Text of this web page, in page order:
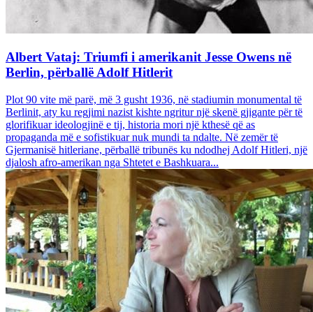
Albert Vataj: Triumfi i amerikanit Jesse Owens në
Berlin, përballë Adolf Hitlerit
Plot 90 vite më parë, më 3 gusht 1936, në stadiumin monumental të
Berlinit, aty ku regjimi nazist kishte ngritur një skenë gjigante për të
glorifikuar ideologjinë e tij, historia mori një kthesë që as
propaganda më e sofistikuar nuk mundi ta ndalte. Në zemër të
Gjermanisë hitleriane, përballë tribunës ku ndodhej Adolf Hitleri, një
djalosh afro-amerikan nga Shtetet e Bashkuara...